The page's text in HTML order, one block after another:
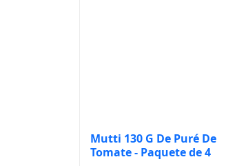
Mutti 130 G De Puré De
Tomate - Paquete de 4